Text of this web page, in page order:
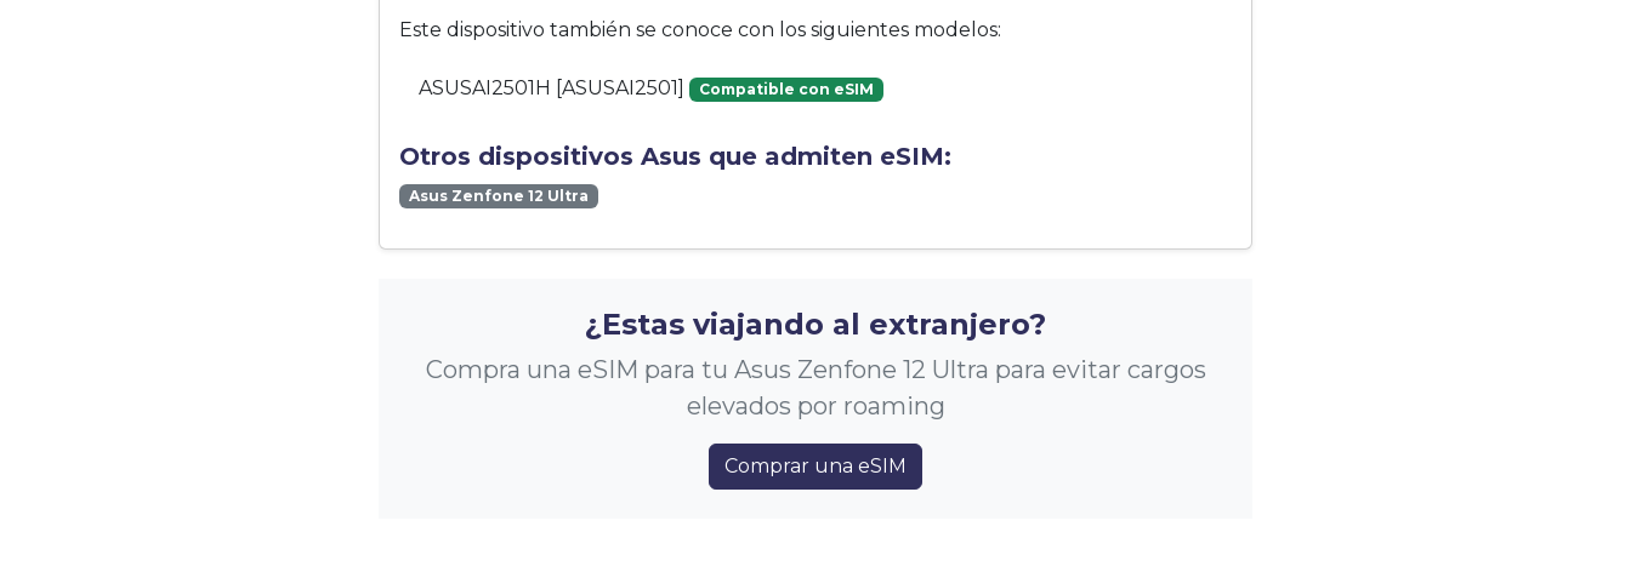
Este dispositivo también se conoce con los siguientes modelos:
ASUSAI2501H [ASUSAI2501] Compatible con eSIM
Otros dispositivos Asus que admiten eSIM:
Asus Zenfone 12 Ultra
¿Estas viajando al extranjero?
Compra una eSIM para tu Asus Zenfone 12 Ultra para evitar cargos
elevados por roaming
Comprar una eSIM